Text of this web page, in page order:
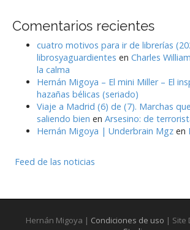
Comentarios recientes
cuatro motivos para ir de librerías
librosyaguardientes en Charles
la calma
Hernán Migoya – El mini Miller – El
hazañas bélicas (seriado)
Viaje a Madrid (6) de (7). Marchas
saliendo bien en Arsesino: de
Hernán Migoya | Underbrain Mgz en
Feed de las noticias
Hernán Migoya | Condiciones de uso | Site